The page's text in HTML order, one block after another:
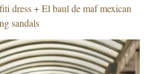
dress + El baul de maf mexican
sandals